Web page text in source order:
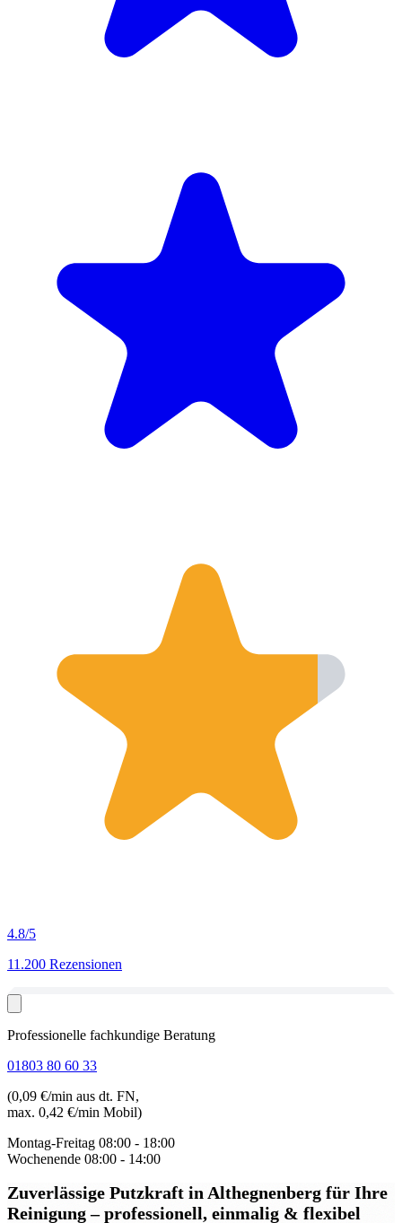
4.8/5
11.200 Rezensionen
Professionelle fachkundige Beratung
01803 80 60 33
(0,09 €/min aus dt. FN,
max. 0,42 €/min Mobil)
Montag-Freitag 08:00 - 18:00
Wochenende 08:00 - 14:00
Zuverlässige Putzkraft in Althegnenberg für Ihre
Reinigung – professionell, einmalig & flexibel